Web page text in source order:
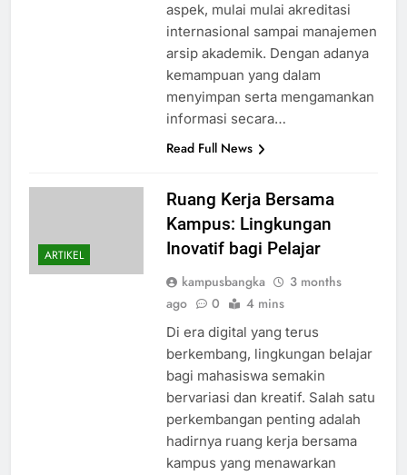
aspek, mulai mulai akreditasi
internasional sampai manajemen
arsip akademik. Dengan adanya
kemampuan yang dalam
menyimpan serta mengamankan
informasi secara…
Read Full News
ARTIKEL
Ruang Kerja Bersama
Kampus: Lingkungan
Inovatif bagi Pelajar
kampusbangka
3 months
ago
0 4 mins
Di era digital yang terus
berkembang, lingkungan belajar
bagi mahasiswa semakin
bervariasi dan kreatif. Salah satu
perkembangan penting adalah
hadirnya ruang kerja bersama
kampus yang menawarkan